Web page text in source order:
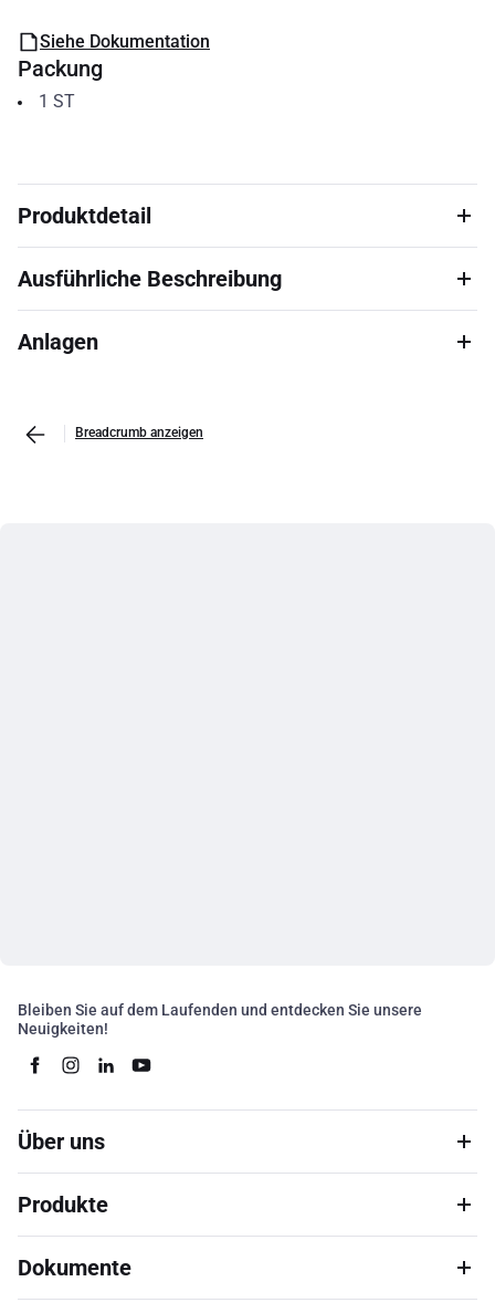
Siehe Dokumentation
Packung
1 ST
Produktdetail
Ausführliche Beschreibung
Anlagen
Breadcrumb anzeigen
Bleiben Sie auf dem Laufenden und entdecken Sie unsere
Neuigkeiten!
Über uns
Produkte
Dokumente